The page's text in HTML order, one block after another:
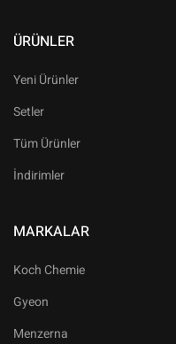
ÜRÜNLER
Yeni Ürünler
Setler
Tüm Ürünler
İndirimler
MARKALAR
Koch Chemie
Gyeon
Menzerna